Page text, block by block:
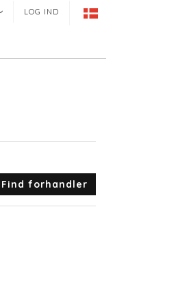
LOG IND
Find forhandler